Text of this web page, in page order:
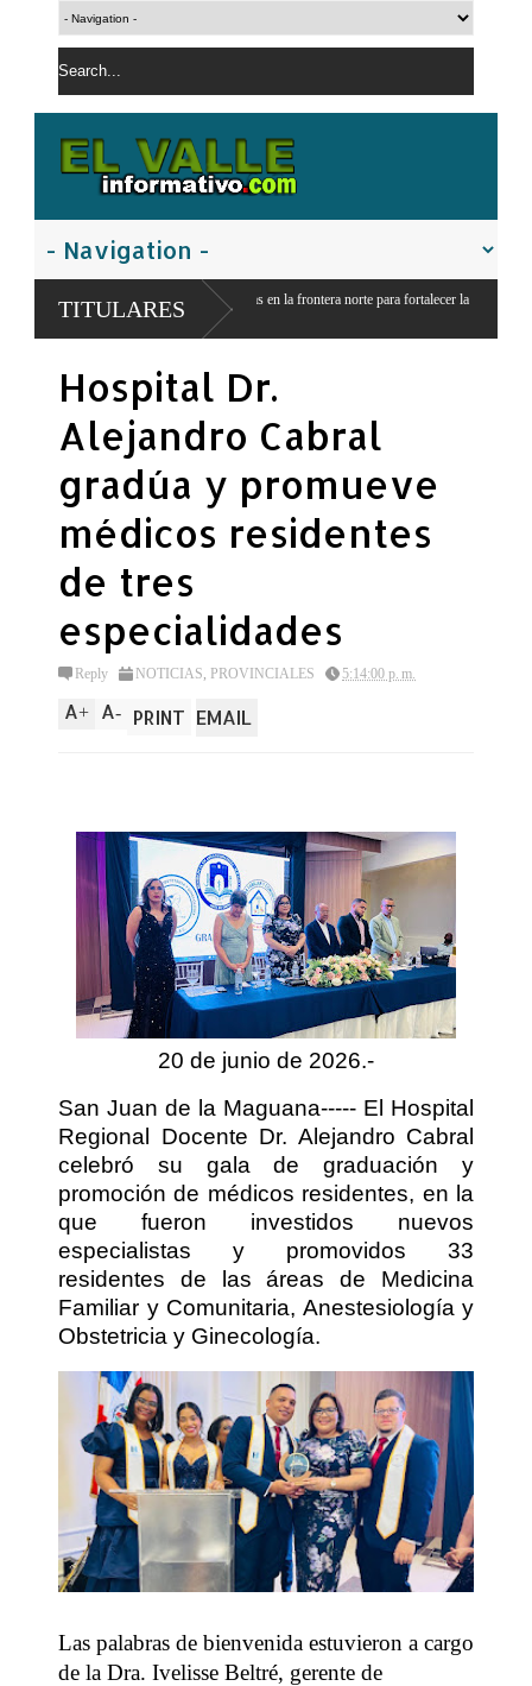
TITULARES
de obras en la frontera norte para fortalecer la
Hospital Dr.
Alejandro Cabral
gradúa y promueve
médicos residentes
de tres
especialidades
Reply NOTICIAS, PROVINCIALES 5:14:00 p. m.
A+ A- PRINT EMAIL
20 de junio de 2026.-
San Juan de la Maguana----- El Hospital
Regional Docente Dr. Alejandro Cabral
celebró su gala de graduación y
promoción de médicos residentes, en la
que fueron investidos nuevos
especialistas y promovidos 33
residentes de las áreas de Medicina
Familiar y Comunitaria, Anestesiología y
Obstetricia y Ginecología.
Las palabras de bienvenida estuvieron a cargo
de la Dra. Ivelisse Beltré, gerente de